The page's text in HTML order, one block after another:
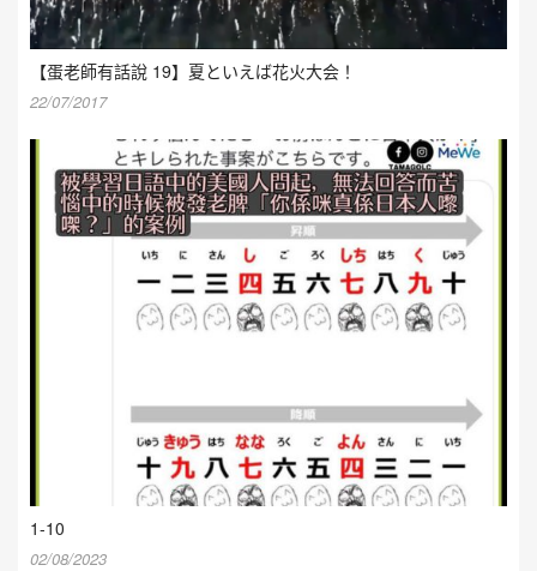
【蛋老師有話說 19】夏といえば花火大会！
22/07/2017
1-10
02/08/2023